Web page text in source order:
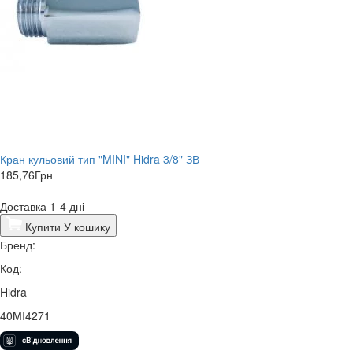
Кран кульовий тип "MINI" Hidra 3/8" ЗВ
185,76Грн
Доставка 1-4 дні
Купити У кошику
Бренд:
Код:
Hidra
40MI4271